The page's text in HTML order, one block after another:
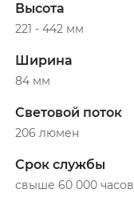
Высота
221 - 442 мм
Ширина
84 мм
Световой поток
206 люмен
Срок службы
свыше 60 000 часов